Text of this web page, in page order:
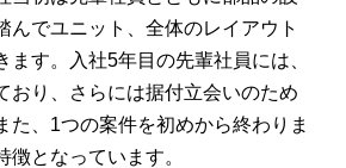
でユニット、全体のレイアウト
す。入社5年目の先輩社員には、
おり、さらには据付立会いのため
、1つの案件を初めから終わりま
となっています。